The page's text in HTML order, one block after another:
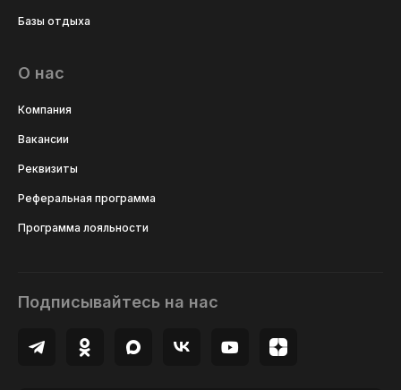
Базы отдыха
О нас
Компания
Вакансии
Реквизиты
Реферальная программа
Программа лояльности
Подписывайтесь на нас